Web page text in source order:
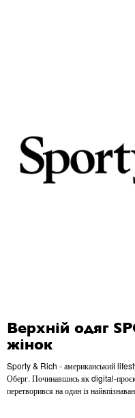
Верхній одяг
жінок
Sporty & Rich - американський
Оберг. Починавшись як digital-
перетворився на один із